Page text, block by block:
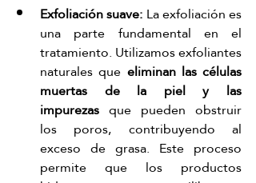
Exfoliación suave: La exfoliación es
una parte fundamental en el
tratamiento. Utilizamos exfoliantes
naturales que eliminan las células
muertas de la piel y las
impurezas que pueden obstruir
los poros, contribuyendo al
exceso de grasa. Este proceso
permite que los productos